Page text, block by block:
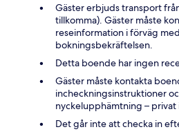
Gäster erbjuds transport
tillkomma). Gäster måste
reseinformation i förväg
bokningsbekräftelsen.
Detta boende har ingen
Gäster måste kontakta
incheckningsinstruktioner
nyckelupphämtning – privat
Det går inte att checka in